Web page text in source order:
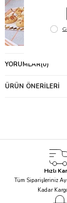
mekanınıza
Sirk Temalı Tüylü
tarz elde
gibi
YORUMLAR(0)
ÜRÜN ÖNERILERI
Hızlı
Tüm Siparişleriniz
Kadar